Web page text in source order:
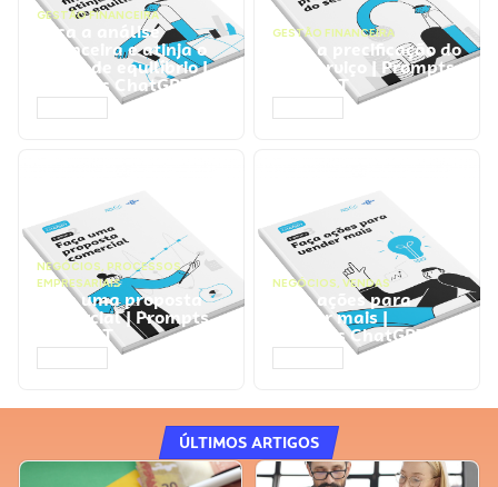
GESTÃO FINANCEIRA
Faça a análise
financeira e atinja o
ponto de equilíbrio |
Prompts ChatGPT
GESTÃO FINANCEIRA
Faça a precificação do
seu serviço | Prompts
ChatGPT
NEGÓCIOS, PROCESSOS
EMPRESARIAIS
Faça uma proposta
comercial | Prompts
ChatGPT
NEGÓCIOS, VENDAS
Faça ações para
vender mais |
Prompts ChatGPT
ÚLTIMOS ARTIGOS